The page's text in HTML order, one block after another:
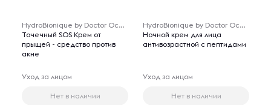
HydroBionique by Doctor Ocean
Точечный SOS Крем от
прыщей - средство против
акне
Уход за лицом
Нет в наличии
HydroBionique by Doctor Ocean
Ночной крем для лица
антивозрастной с пептидами
Уход за лицом
Нет в наличии